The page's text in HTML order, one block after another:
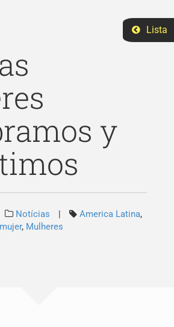
Ruano
Ciências Sociais
Lista
y
Notícias | America Latina,
mujer, Mulheres